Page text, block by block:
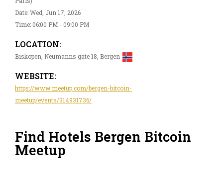
Date: Wed, Jun 17, 2026
Time: 06:00 PM - 09:00 PM
LOCATION:
Biskopen, Neumanns gate 18, Bergen
WEBSITE:
https://www.meetup.com/bergen-bitcoin-
meetup/events/314931736/
Find Hotels Bergen Bitcoin
Meetup